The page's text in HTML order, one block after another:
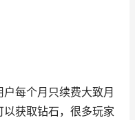
每个月只续费大致月
获取钻石，很多玩家